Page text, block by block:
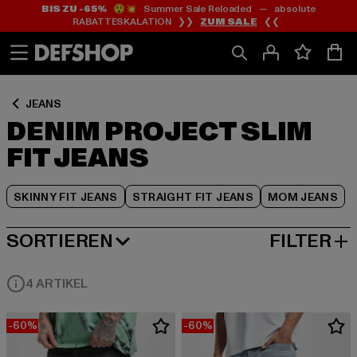
Zum
Inhalt
springen
Zum
Fußzeile
springen
BIS ZU -65%😲💥 Summer Sale Reloaded — absolute
RABATTESKALATION ❯❯ ZUM SALE ❮❮
JEANS
DENIM PROJECT SLIM
FIT JEANS
SKINNY FIT JEANS STRAIGHT FIT JEANS MOM JEANS
Zum
Produktraster
springen
SORTIEREN
BELIEBTESTE FILTER
4 ARTIKEL
-60% -60%